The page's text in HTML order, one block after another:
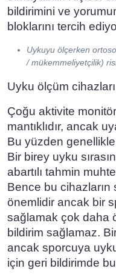
bildirimini ve
bloklarını tercih
Uykuyu ölçerken
/ mükemmeliyetçilik)
Uyku ölçüm
Çoğu aktivite
mantıklıdır, ancak
Bu yüzden genellikle
Bir birey uyku
abartılı tahmin
Bence bu cihazların
önemlidir ancak bir
sağlamak çok daha
bildirim sağlamaz.
ancak sporcuya
için geri bildirimde